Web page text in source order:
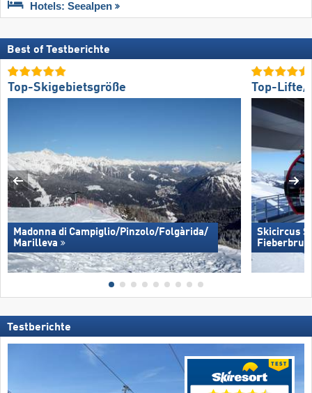
Hotels: Seealpen
Best of Testberichte
Top-Skigebietsgröße
Madonna di Campiglio/​Pinzolo/​Folgàrida/​
Marilleva
Top-Lifte/
Skicircus
Testberichte